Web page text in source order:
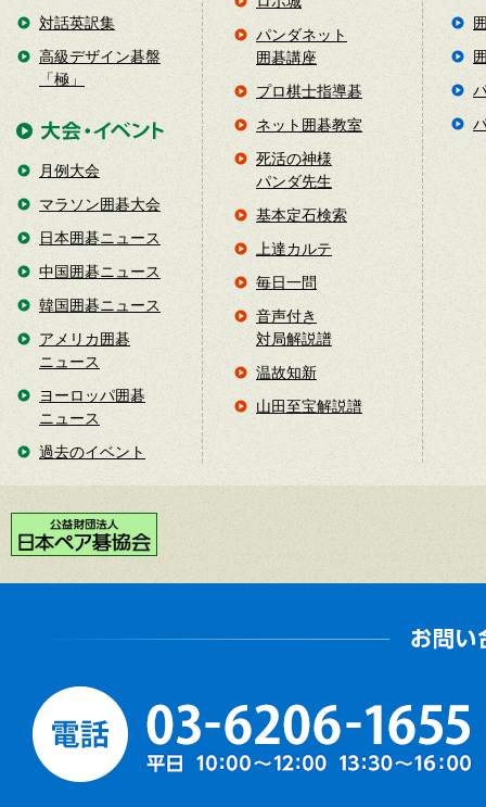
対話英訳集
高級デザイン碁盤
「極」
月例大会
マラソン囲碁大会
日本囲碁ニュース
中国囲碁ニュース
韓国囲碁ニュース
アメリカ囲碁
ニュース
ヨーロッパ囲碁
ニュース
過去のイベント
パンダネット
囲碁講座
プロ棋士指導碁
ネット囲碁教室
死活の神様
パンダ先生
基本定石検索
上達カルテ
毎日一問
音声付き
対局解説譜
温故知新
山田至宝解説譜